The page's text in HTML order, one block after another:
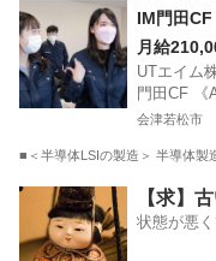
IM門田
レーター
月給
UTエイム
門田CF 《
会津若松市
■＜半導体LSIの製造＞ 半導体
福島 会津若松市 工場
【求】
状態が悪